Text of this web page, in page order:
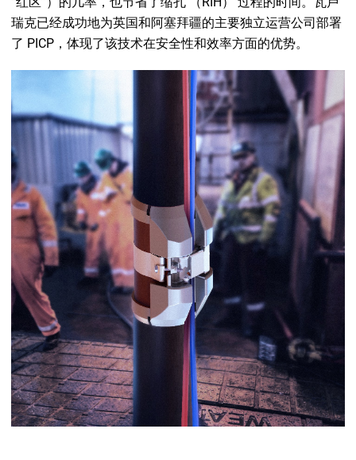
瑞克已经成功地为英国和阿塞拜疆的主要独立运营公司部署
了 PICP，体现了该技术在安全性和效率方面的优势。